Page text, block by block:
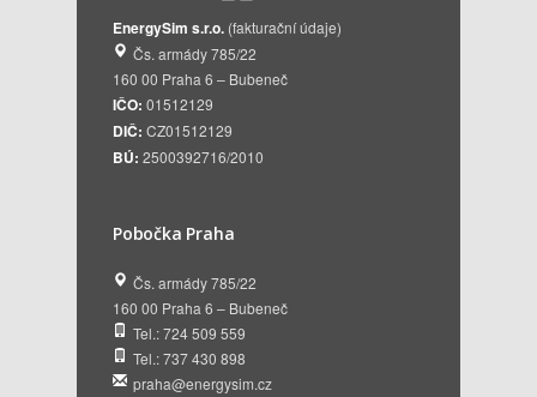
EnergySim s.r.o. (fakturační údaje)
Čs. armády 785/22
160 00 Praha 6 – Bubeneč
IČO: 01512129
DIČ: CZ01512129
BÚ: 2500392716/2010
Pobočka Praha
Čs. armády 785/22
160 00 Praha 6 – Bubeneč
Tel.: 724 509 559
Tel.: 737 430 898
praha@energysim.cz